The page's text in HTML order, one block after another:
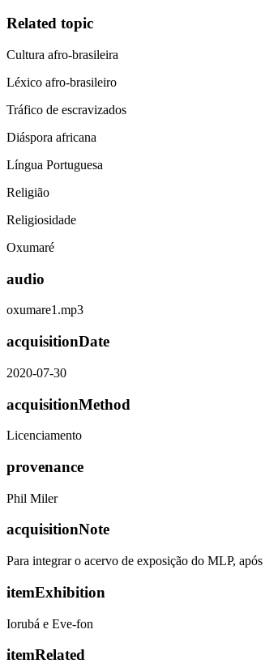
Related topic
Cultura afro-brasileira
Léxico afro-brasileiro
Tráfico de escravizados
Diáspora africana
Língua Portuguesa
Religião
Religiosidade
Oxumaré
audio
oxumare1.mp3
acquisitionDate
2020-07-30
acquisitionMethod
Licenciamento
provenance
Phil Miler
acquisitionNote
Para integrar o acervo de exposição do MLP,
itemExhibition
Iorubá e Eve-fon
itemRelated